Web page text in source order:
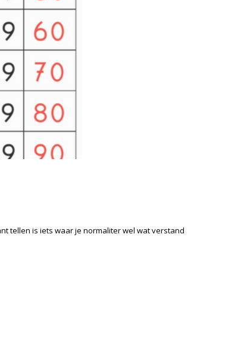
tellen is iets waar je normaliter wel wat verstand